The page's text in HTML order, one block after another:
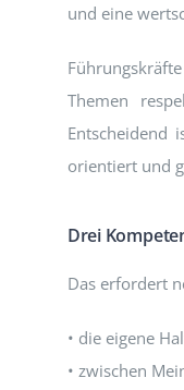
und eine
Themen
Entscheidend
orientiert und
Drei
Das erfordert
• die eigene
• zwischen